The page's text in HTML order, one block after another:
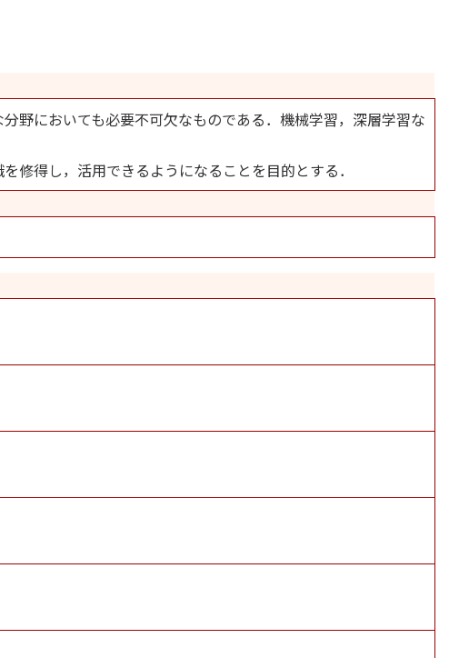
野においても必要不可欠なものである．機械学習，深層学習な
修得し，活用できるようになることを目的とする．